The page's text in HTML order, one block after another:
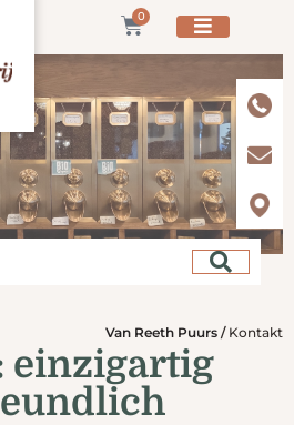
0
Van Reeth Puurs / Kontakt
einzigartig